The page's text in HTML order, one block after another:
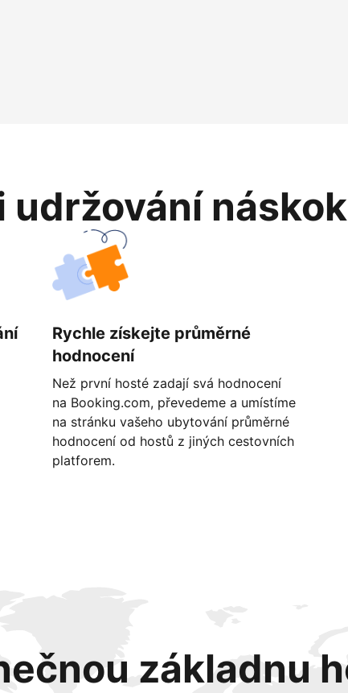
udržování
Rychle získejte průměrné
hodnocení
Než první hosté zadají svá hodnocení
na Booking.com, převedeme a umístíme
na stránku vašeho ubytování průměrné
hodnocení od hostů z jiných cestovních
platforem.
základnu